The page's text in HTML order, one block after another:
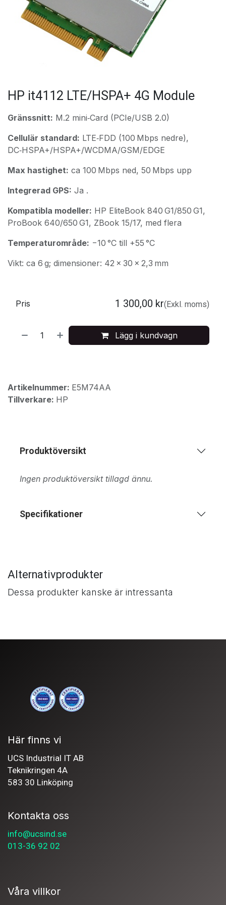
HP it4112 LTE/HSPA+ 4G Module
Gränssnitt: M.2 mini‑Card (PCIe/USB 2.0)
Cellulär standard: LTE‑FDD (100 Mbps nedre),
DC‑HSPA+/HSPA+/WCDMA/GSM/EDGE
Max hastighet: ca 100 Mbps ned, 50 Mbps upp
Integrerad GPS: Ja .
Kompatibla modeller: HP EliteBook 840 G1/850 G1,
ProBook 640/650 G1, ZBook 15/17, med flera
Temperaturområde: −10 °C till +55 °C
Vikt: ca 6 g; dimensioner: 42 × 30 × 2,3 mm
Lägg i kundvagn
Pris 1 300,00 kr(Exkl. moms)
Artikelnummer: E5M74AA
Tillverkare: HP
Produktöversikt
Ingen produktöversikt tillagd ännu.
Specifikationer
Alternativprodukter
Dessa produkter kanske är intressanta
Här finns vi
UCS Industrial IT AB
Teknikringen 4A
583 30 Linköping
Kontakta oss
info@ucsind.se
013-36 92 02
Våra villkor